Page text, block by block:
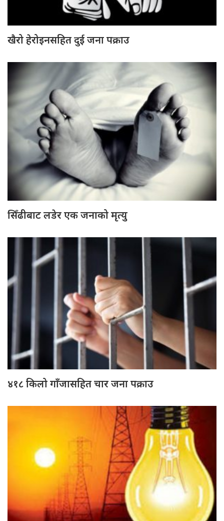
खैरो हेरोइनसहित दुई जना पक्राउ
सिँढीबाट लडेर एक जनाको मृत्यु
४१८ किलो गाँजासहित चार जना पक्राउ